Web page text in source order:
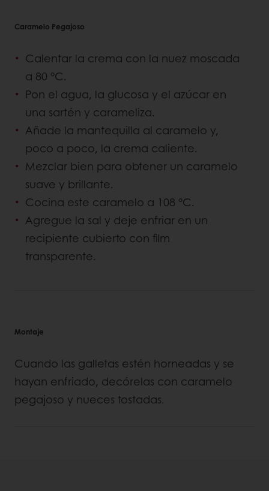
Caramelo Pegajoso
Calentar la crema con la nuez moscada
a 80 °C.
Pon el agua, la glucosa y el azúcar en
una sartén y carameliza.
Añade la mantequilla al caramelo y,
poco a poco, la crema caliente.
Mezclar bien para obtener un caramelo
suave y brillante.
Cocina este caramelo a 108 °C.
Agregue la sal y deje enfriar en un
recipiente cubierto con film
transparente.
Montaje
Cuando las galletas estén horneadas y se
hayan enfriado, decórelas con caramelo
pegajoso y nueces tostadas.